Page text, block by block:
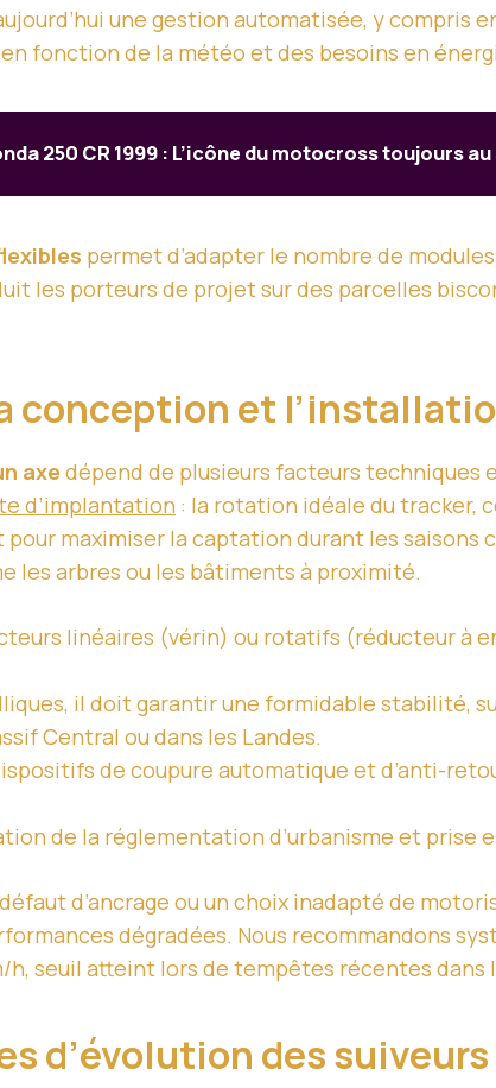
une gestion automatisée, y compris
fonction de la météo et des besoins en
250 CR 1999 : L’icône du motocross toujours
permet d’adapter le nombre de
les porteurs de projet sur des parcelles
conception et
axe dépend de plusieurs facteurs techniques
d’implantation : la rotation idéale du tracker,
maximiser la captation durant les
les arbres ou les bâtiments à proximité.
linéaires (vérin) ou rotatifs (réducteur à
il doit garantir une formidable stabilité,
Central ou dans les Landes.
de coupure automatique et d’anti-
de la réglementation d’urbanisme et prise
d’ancrage ou un choix inadapté de
dégradées. Nous recommandons
seuil atteint lors de tempêtes récentes dans
d’évolution des suiveurs